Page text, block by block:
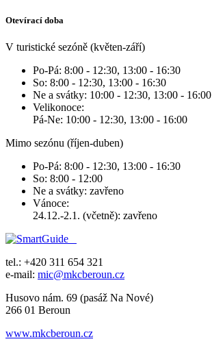
Otevírací doba
V turistické sezóně (květen-září)
Po-Pá: 8:00 - 12:30, 13:00 - 16:30
So: 8:00 - 12:30, 13:00 - 16:30
Ne a svátky: 10:00 - 12:30, 13:00 - 16:00
Velikonoce:
Pá-Ne: 10:00 - 12:30, 13:00 - 16:00
Mimo sezónu (říjen-duben)
Po-Pá: 8:00 - 12:30, 13:00 - 16:30
So: 8:00 - 12:00
Ne a svátky: zavřeno
Vánoce:
24.12.-2.1. (včetně): zavřeno
tel.: +420 311 654 321
e-mail: mic@mkcberoun.cz
Husovo nám. 69 (pasáž Na Nové)
266 01 Beroun
www.mkcberoun.cz